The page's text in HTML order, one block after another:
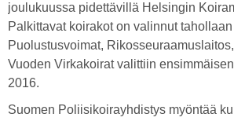
joulukuussa pidettävillä Helsingin
Palkittavat koirakot on valinnut
Puolustusvoimat,
Vuoden Virkakoirat valittiin
2016.
Suomen Poliisikoirayhdistys myöntää